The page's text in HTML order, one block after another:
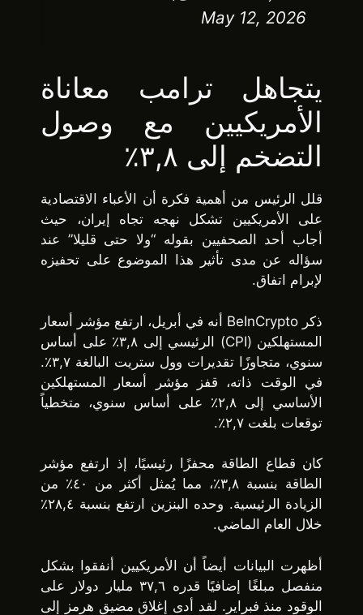
May 12, 2026
يتجاهل ترامب معاناة
الأمريكيين مع وصول
التضخم إلى ٣,٨٪
قلل الرئيس من أهمية فكرة أن الأعباء الاقتصادية
على الأمريكيين تشكل نهجه تجاه إيران، حيث
أجاب أحد الصحفيين بقوله “ولا حتى قليلا” عند
سؤاله عن مدى تأثير هذا الموضوع على تحفيزه
لإبرام اتفاق.
ذكر BeInCrypto أنه في أبريل، ارتفع مؤشر أسعار
المستهلكين (CPI) الرئيسي إلى ٣,٨٪ على أساس
سنوي، متجاوزًا تقديرات وول ستريت البالغة ٣,٧٪.
في الوقت ذاته، قفز مؤشر أسعار المستهلكين
الأساسي إلى ٢,٨٪ على أساس سنوي، متخطياً
توقعات بلغت ٢,٧٪.
كان قطاع الطاقة محفزًا رئيسيًا، إذ ارتفع مؤشر
الطاقة بنسبة ٣,٨٪، مما يُمثل أكثر من ٤٠٪ من
الزيادة الرئيسية. وحده البنزين ارتفع بنسبة ٢٨,٤٪
خلال العام الماضي.
أظهرت البيانات أيضاً أن الأمريكيين أنفقوا بشكل
منفصل مبلغًا إضافيًا قدره ٣٧,٦ مليار دولار على
الوقود منذ فبراير. لقد أدى إغلاق مضيق هرمز إلى